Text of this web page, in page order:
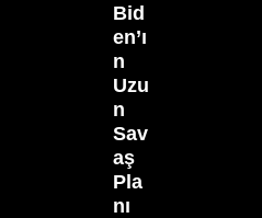
Bid
en’ı
n
Uzu
n
Sav
aş
Pla
nı